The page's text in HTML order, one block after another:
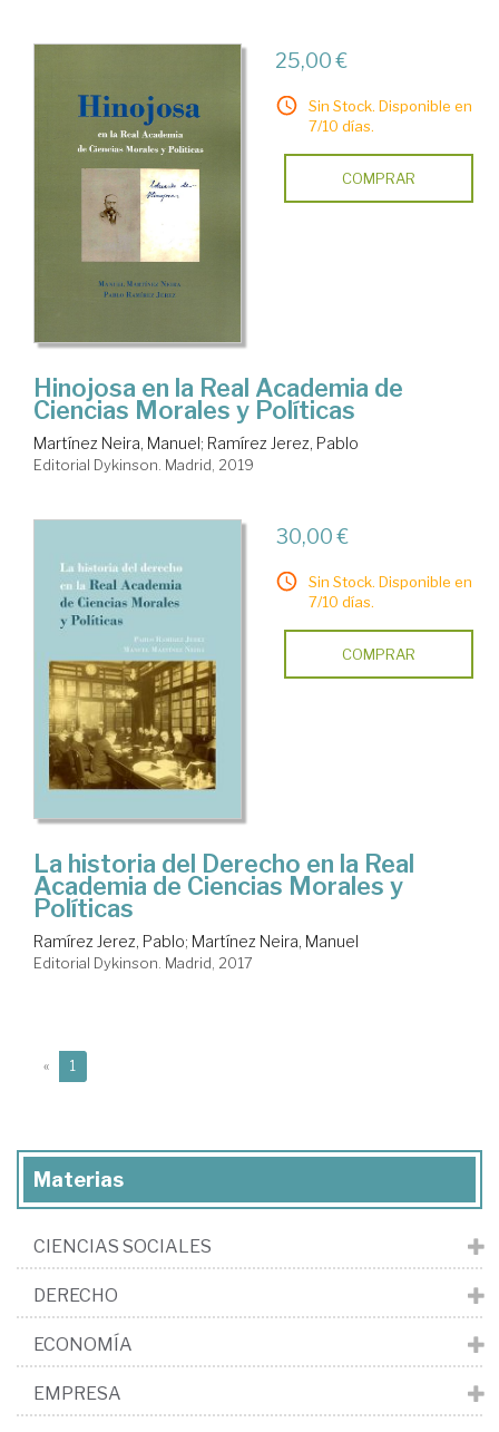
25,00 €
Sin Stock. Disponible en
7/10 días.
COMPRAR
Hinojosa en la Real Academia de
Ciencias Morales y Políticas
Martínez Neira, Manuel; Ramírez Jerez, Pablo
Editorial Dykinson. Madrid, 2019
30,00 €
Sin Stock. Disponible en
7/10 días.
COMPRAR
La historia del Derecho en la Real
Academia de Ciencias Morales y
Políticas
Ramírez Jerez, Pablo; Martínez Neira, Manuel
Editorial Dykinson. Madrid, 2017
« 1
Materias
CIENCIAS SOCIALES
DERECHO
ECONOMÍA
EMPRESA